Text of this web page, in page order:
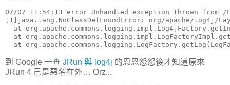
07/07 11:54:13 error Unhandled exception thrown
[1]java.lang.NoClassDefFoundError: org/apache/
at
at
at
到 Google 一查 JRun 與 log4j 的恩恩怨怨後才知道原來
JRun 4 己是惡名在外… Orz...